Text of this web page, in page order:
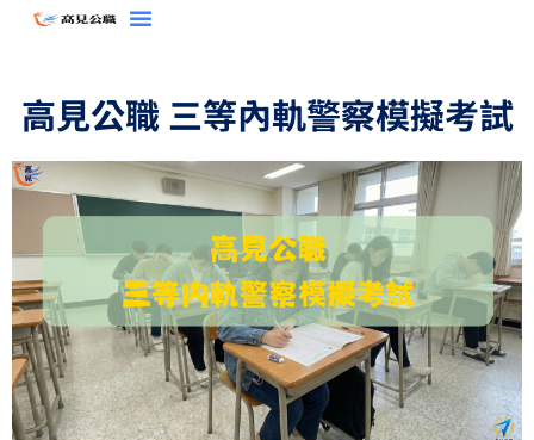
容
高見公職 三等內軌警察模擬考試